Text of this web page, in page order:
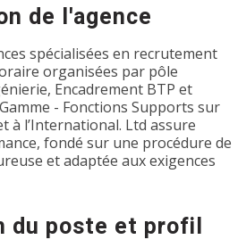
de l'agence
spécialisées en recrutement
organisées par pôle
Encadrement BTP et
- Fonctions Supports sur
à l’International. Ltd assure
fondé sur une procédure de
et adaptée aux exigences
du poste et profil